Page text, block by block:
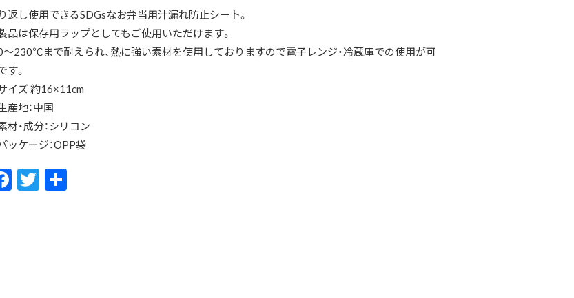
返し使用できるSDGsなお弁当用汁漏れ防止シート。
品は保存用ラップとしてもご使用いただけます。
230℃まで耐えられ、熱に強い素材を使用しておりますので電子レンジ・冷蔵庫での使用が可
す。
イズ 約16×11cm
産地：中国
・成分：シリコン
ッケージ：OPP袋
F
ac
T
w